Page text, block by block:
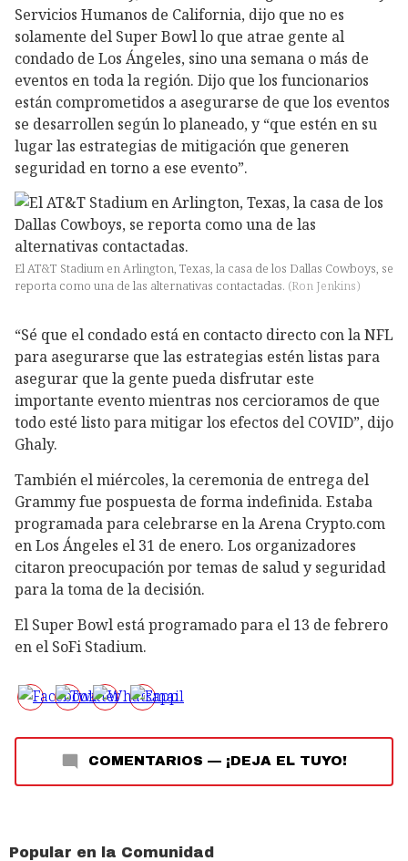
Servicios Humanos de California, dijo que no es
solamente del Super Bowl lo que atrae gente al
condado de Los Ángeles, sino una semana o más de
eventos en toda la región. Dijo que los funcionarios
están comprometidos a asegurarse de que los eventos
se desarrollen según lo planeado, y “que estén en su
lugar las estrategias de mitigación que generen
seguridad en torno a ese evento”.
El AT&T Stadium en Arlington, Texas, la casa de los Dallas Cowboys, se
reporta como una de las alternativas contactadas. (Ron Jenkins)
“Sé que el condado está en contacto directo con la NFL
para asegurarse que las estrategias estén listas para
asegurar que la gente pueda disfrutar este
importante evento mientras nos cercioramos de que
todo esté listo para mitigar los efectos del COVID”, dijo
Ghaly.
También el miércoles, la ceremonia de entrega del
Grammy fue pospuesta de forma indefinida. Estaba
programada para celebrarse en la Arena Crypto.com
en Los Ángeles el 31 de enero. Los organizadores
citaron preocupación por temas de salud y seguridad
para la toma de la decisión.
El Super Bowl está programado para el 13 de febrero
en el SoFi Stadium.
COMENTARIOS — ¡DEJA EL TUYO!
Popular en la Comunidad